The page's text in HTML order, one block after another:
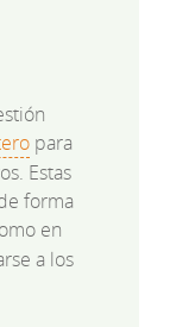
para
Estas
forma
en
a los